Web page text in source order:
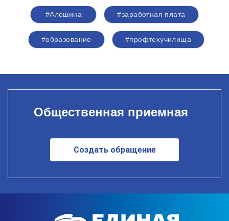
#Алешина #заработная плата
#образование #профтехучилища
Общественная приемная
Создать обращение